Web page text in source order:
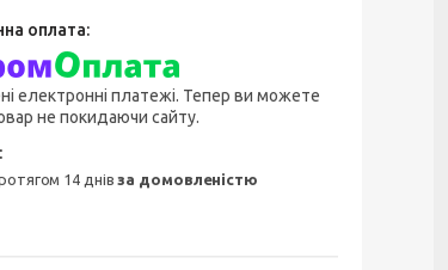
електронні платежі. Тепер ви можете
не покидаючи сайту.
14 днівза домовленістю